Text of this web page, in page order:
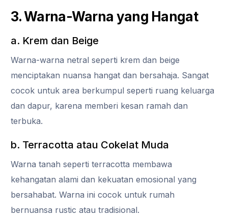
3. Warna-Warna yang Hangat
a. Krem dan Beige
Warna-warna netral seperti krem dan beige
menciptakan nuansa hangat dan bersahaja. Sangat
cocok untuk area berkumpul seperti ruang keluarga
dan dapur, karena memberi kesan ramah dan
terbuka.
b. Terracotta atau Cokelat Muda
Warna tanah seperti terracotta membawa
kehangatan alami dan kekuatan emosional yang
bersahabat. Warna ini cocok untuk rumah
bernuansa rustic atau tradisional.